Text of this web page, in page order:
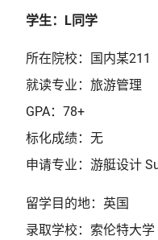
学生：L同学
所在院校：国内某211
就读专业：旅游管理
GPA：78+
标化成绩：无
申请专业：游艇设计
留学目的地：英国
录取学校：索伦特大学